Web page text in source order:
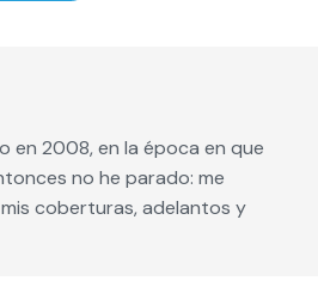
en 2008, en la época en que
no he parado: me
coberturas, adelantos y